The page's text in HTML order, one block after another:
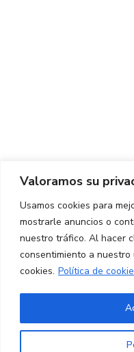
Valoramos su
Usamos cookies para
mostrarle anuncios o
nuestro tráfico. Al hacer
consentimiento a nuestro
cookies. Política de
Ed. K2M
C/
08034